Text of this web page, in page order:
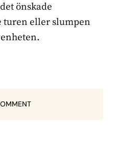
önskade
turen eller slumpen